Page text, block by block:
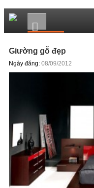
Giường gỗ đẹp
Ngày đăng: 08/09/2012